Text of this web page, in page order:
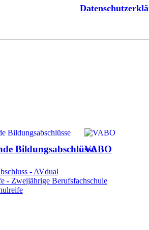
Bildungsabschlüsse
- AVdual
- Zweijährige Berufsfachschule
VABO